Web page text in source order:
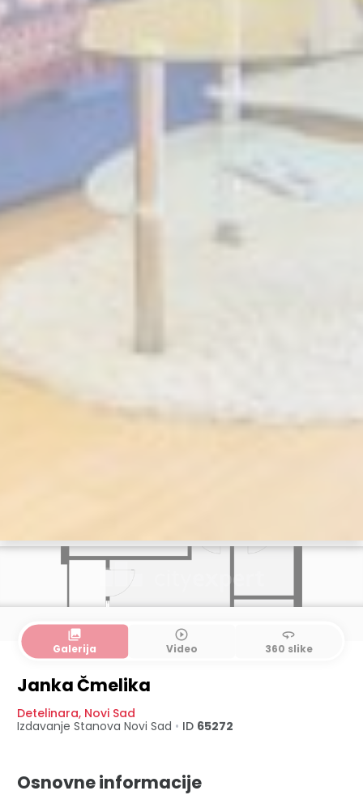
collections
Galerija
play_circle_outline
Video
360
360 slike
Janka Čmelika
Detelinara, Novi Sad
Izdavanje Stanova Novi Sad • ID 65272
Osnovne informacije